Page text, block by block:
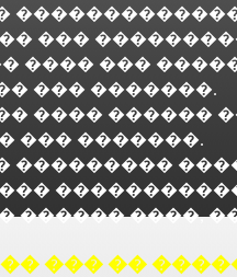
���
���� ���
��� �������.
���� ������
��� �������.
���������
������ ����,
��� ��